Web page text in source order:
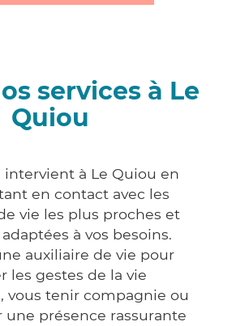
services à Le
Quiou
intervient à Le Quiou en
en contact avec les
vie les plus proches et
à vos besoins.
auxiliaire de vie pour
les gestes de la vie
vous tenir compagnie ou
une présence rassurante